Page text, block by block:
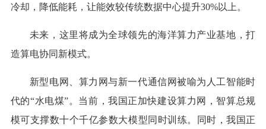
冷却，降低能耗，让能效较传统数据中心提升30%以上。
未来，这里将成为全球领先的海洋算力产业基地，打
造算电协同新模式。
新型电网、算力网与新一代通信网被喻为人工智能时
代的“水电煤”。当前，我国正加快建设算力网，智算总规
模可支撑数十个千亿参数大模型同时训练。同时，我国正